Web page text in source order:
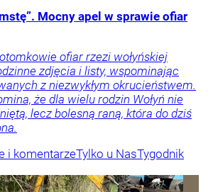
Mocny apel w sprawie ofiar
ofiar rzezi wołyńskiej
zdjęcia i listy, wspominając
z niezwykłym okrucieństwem.
że dla wielu rodzin Wołyń nie
lecz bolesną raną, która do dziś
i komentarzeTylko u NasTygodnik